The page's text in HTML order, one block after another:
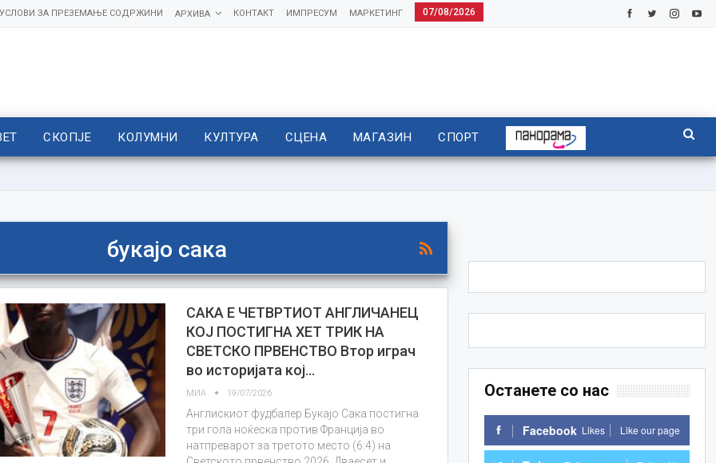
07/08/2026
МАРКЕТИНГ
ИМПРЕСУМ
КОНТАКТ
АРХИВА
УСЛОВИ ЗА ПРЕЗЕМАЊЕ СОДРЖИНИ
СКОПЈЕ КОЛУМНИ КУЛТУРА СЦЕНА МАГАЗИН СПОРТ
букајо сака
САКА Е ЧЕТВРТИОТ АНГЛИЧАНЕЦ
КОЈ ПОСТИГНА ХЕТ ТРИК НА
СВЕТСКО ПРВЕНСТВО Втор играч
во историјата кој…
МИА 19/07/2026
Англискиот фудбалер Букајо Сака постигна
три гола ноќеска против Франција во
натпреварот за третото место (6:4) на
Останете со нас
Facebook Likes Like our page